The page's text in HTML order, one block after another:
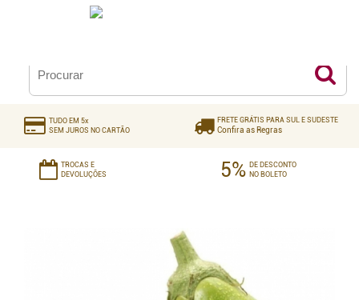
TUDO EM 5x
SEM JUROS NO CARTÃO
FRETE GRÁTIS PARA SUL E SUDESTE
Confira as Regras
TROCAS E
DEVOLUÇÕES
5% DE DESCONTO
NO BOLETO